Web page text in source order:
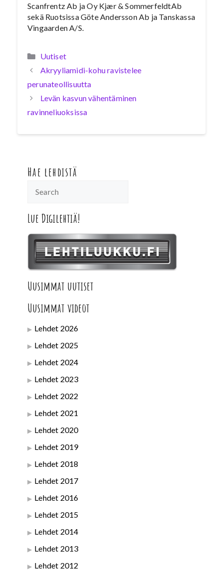
Scanfrentz Ab ja Oy Kjær & SommerfeldtAb
sekä Ruotsissa Göte Andersson Ab ja Tanskassa
Vingaarden A/S.
Kategoriat
Uutiset
Akryyliamidi-kohu ravistelee
perunateollisuutta
Levän kasvun vähentäminen
ravinneliuoksissa
Hae lehdistä
Lue Digilehtiä!
Uusimmat uutiset
Uusimmat videot
Lehdet 2026
Lehdet 2025
Lehdet 2024
Lehdet 2023
Lehdet 2022
Lehdet 2021
Lehdet 2020
Lehdet 2019
Lehdet 2018
Lehdet 2017
Lehdet 2016
Lehdet 2015
Lehdet 2014
Lehdet 2013
Lehdet 2012